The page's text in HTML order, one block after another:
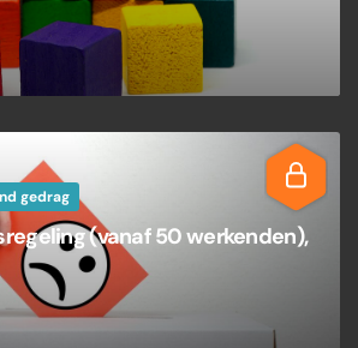
gedrag
(vanaf 50 werkenden),